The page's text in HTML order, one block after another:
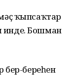
ҡыпсаҡтар
инде. Бошман
бер-береһен